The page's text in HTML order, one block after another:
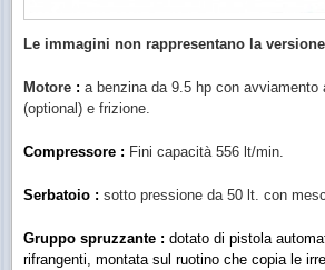
Le immagini non rappresentano la
Motore : a benzina da 9.5 hp con avviamento
(optional) e frizione.
Compressore : Fini capacità 556 lt/min.
Serbatoio : sotto pressione da 50 lt. con
Gruppo spruzzante : dotato di pistola
rifrangenti, montata sul ruotino che copia le